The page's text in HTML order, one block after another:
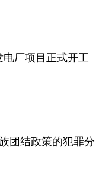
厂项目正式开工
团结政策的犯罪分